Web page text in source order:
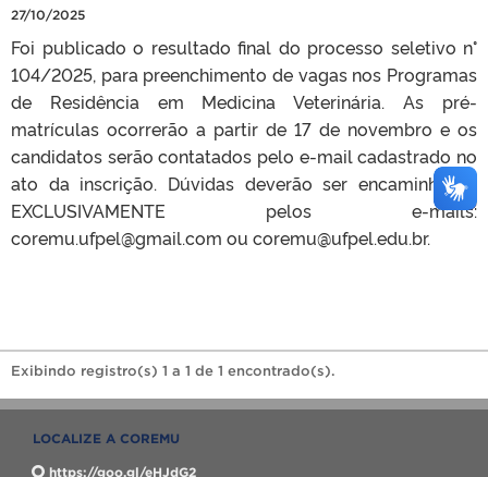
27/10/2025
Foi publicado o resultado final do processo seletivo n°
104/2025, para preenchimento de vagas nos Programas
de Residência em Medicina Veterinária. As pré-
matrículas ocorrerão a partir de 17 de novembro e os
candidatos serão contatados pelo e-mail cadastrado no
ato da inscrição. Dúvidas deverão ser encaminhadas
EXCLUSIVAMENTE pelos e-mails:
coremu.ufpel@gmail.com ou coremu@ufpel.edu.br.
Exibindo registro(s) 1 a 1 de 1 encontrado(s).
LOCALIZE A COREMU
https://goo.gl/eHJdG2